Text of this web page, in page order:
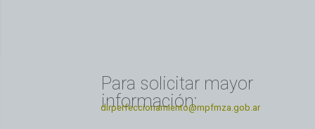
Para solicitar mayor
información:
dirperfeccionamiento@mpfmza.gob.ar